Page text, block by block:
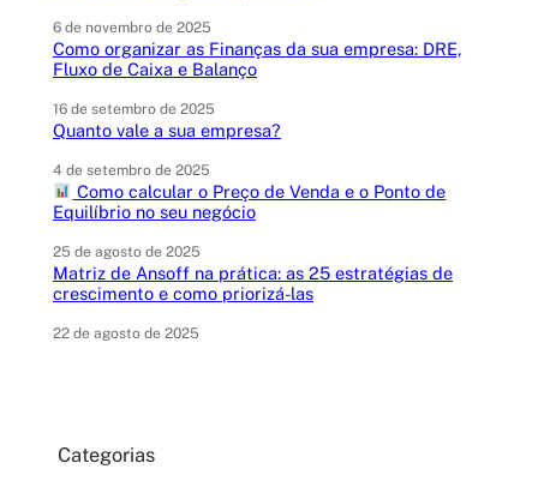
6 de novembro de 2025
Como organizar as Finanças da sua empresa: DRE,
Fluxo de Caixa e Balanço
16 de setembro de 2025
Quanto vale a sua empresa?
4 de setembro de 2025
Como calcular o Preço de Venda e o Ponto de
Equilíbrio no seu negócio
25 de agosto de 2025
Matriz de Ansoff na prática: as 25 estratégias de
crescimento e como priorizá-las
22 de agosto de 2025
Categorias